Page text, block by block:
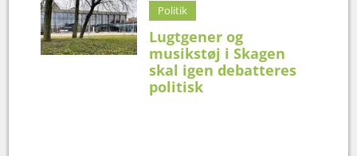
Politik
Lugtgener og
musikstøj i Skagen
skal igen debatteres
politisk